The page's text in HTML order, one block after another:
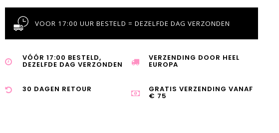
VOOR 17:00 UUR BESTELD = DEZELFDE DAG VERZONDEN
VÓÓR 17:00 BESTELD,
DEZELFDE DAG VERZONDEN
VERZENDING DOOR HEEL
EUROPA
30 DAGEN RETOUR GRATIS VERZENDING VANAF
€ 75